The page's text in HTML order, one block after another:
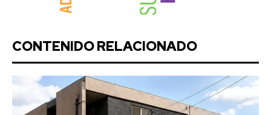
CONTENIDO RELACIONADO